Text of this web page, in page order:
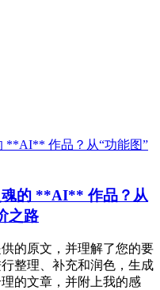
的 **AI** 作品？从
之路
的原文，并理解了您的要
整理、补充和润色，生成
的文章，并附上我的感